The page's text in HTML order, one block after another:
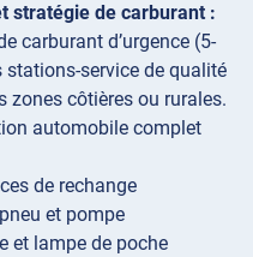
stratégie de carburant :
carburant d’urgence (5-
service de qualité
zones côtières ou rurales.
automobile complet
de rechange
et pompe
et lampe de poche